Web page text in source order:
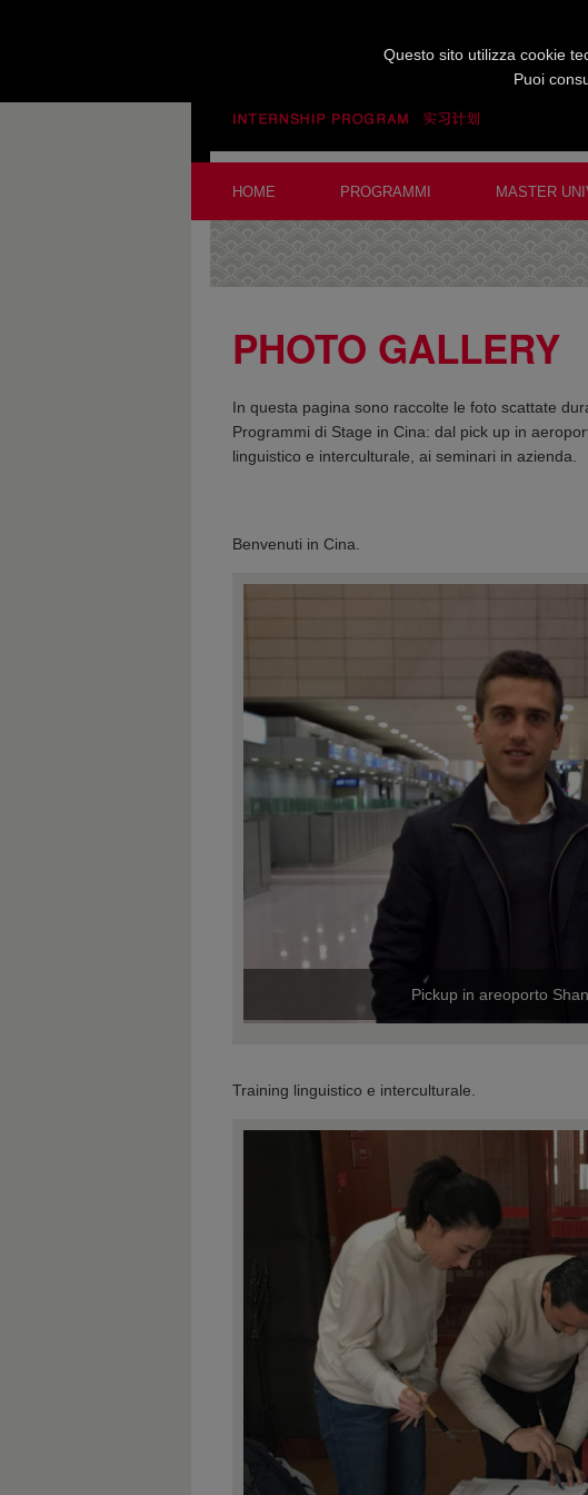
HOME PROGRAMMI MASTER
PHOTO GALLERY
In questa pagina sono raccolte le foto scattate
Programmi di Stage in Cina: dal pick up in
linguistico e interculturale, ai seminari in azienda.
Benvenuti in Cina.
Pickup in areoporto
Training linguistico e interculturale.
Questo sito utilizza cookie
Puoi